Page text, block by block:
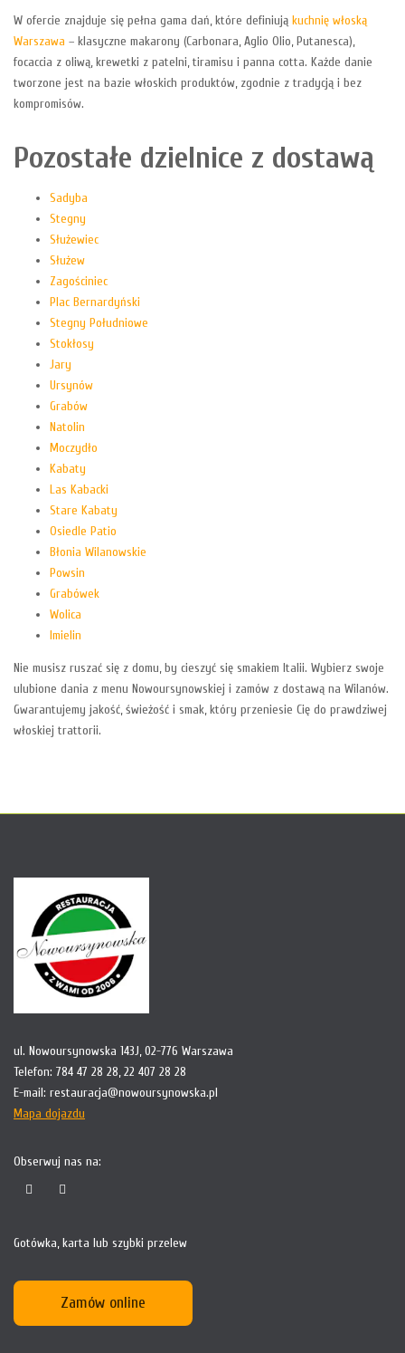
W ofercie znajduje się pełna gama dań, które definiują kuchnię włoską
Warszawa – klasyczne makarony (Carbonara, Aglio Olio, Putanesca),
focaccia z oliwą, krewetki z patelni, tiramisu i panna cotta. Każde danie
tworzone jest na bazie włoskich produktów, zgodnie z tradycją i bez
kompromisów.
Pozostałe dzielnice z dostawą
Sadyba
Stegny
Służewiec
Służew
Zagościniec
Plac Bernardyński
Stegny Południowe
Stokłosy
Jary
Ursynów
Grabów
Natolin
Moczydło
Kabaty
Las Kabacki
Stare Kabaty
Osiedle Patio
Błonia Wilanowskie
Powsin
Grabówek
Wolica
Imielin
Nie musisz ruszać się z domu, by cieszyć się smakiem Italii. Wybierz swoje
ulubione dania z menu Nowoursynowskiej i zamów z dostawą na Wilanów.
Gwarantujemy jakość, świeżość i smak, który przeniesie Cię do prawdziwej
włoskiej trattorii.
ul. Nowoursynowska 143J, 02-776 Warszawa
Telefon: 784 47 28 28,22 407 28 28
E-mail: restauracja@nowoursynowska.pl
Mapa dojazdu
Obserwuj nas na:
Gotówka, karta lub szybki przelew
Zamów online